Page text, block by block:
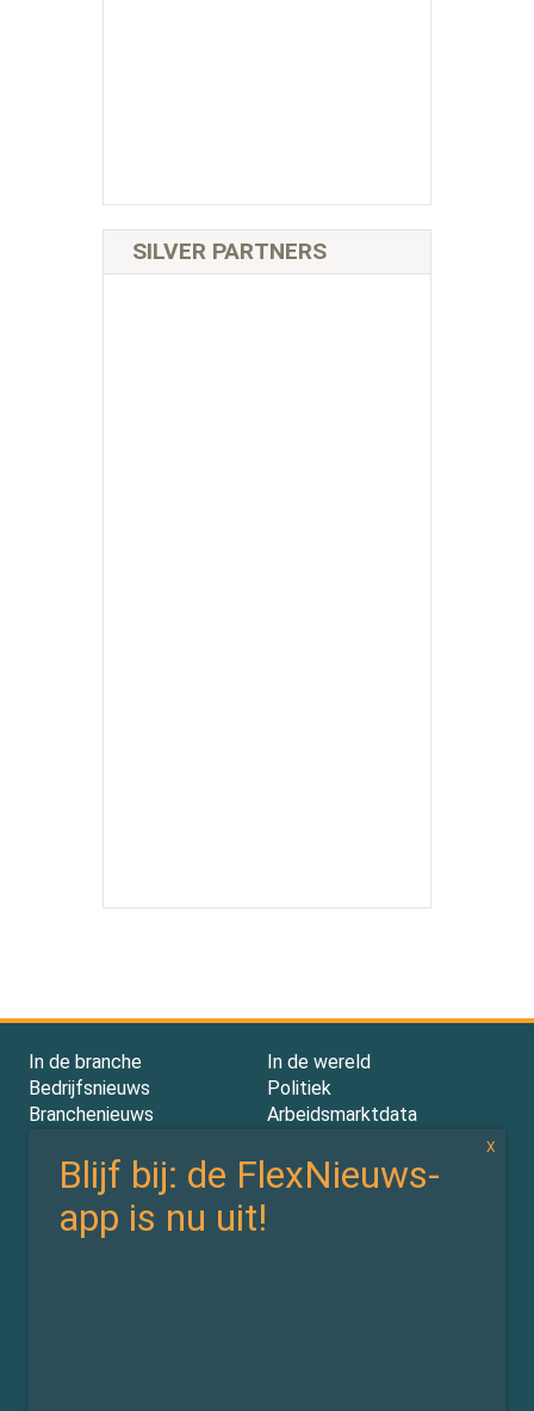
SILVER PARTNERS
In de branche
Bedrijfsnieuws
Branchenieuws
In de wereld
Politiek
Arbeidsmarktdata
In de wet
Wetten & CAO’s
Compliance
In de cloud